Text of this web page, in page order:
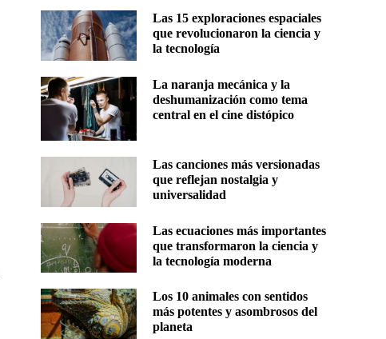
Las 15 exploraciones espaciales
que revolucionaron la ciencia y
la tecnología
La naranja mecánica y la
deshumanización como tema
central en el cine distópico
Las canciones más versionadas
que reflejan nostalgia y
universalidad
Las ecuaciones más importantes
que transformaron la ciencia y
la tecnología moderna
Los 10 animales con sentidos
más potentes y asombrosos del
planeta